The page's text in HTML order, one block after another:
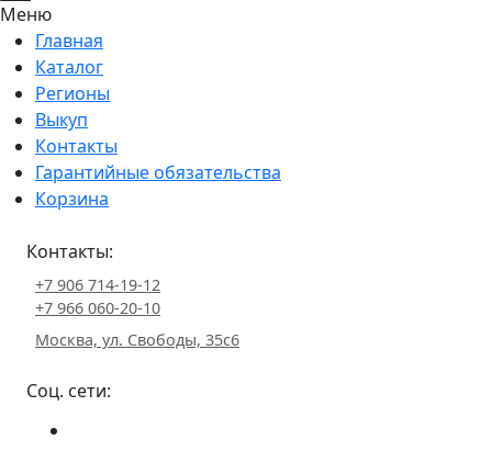
Меню
Главная
Каталог
Регионы
Выкуп
Контакты
Гарантийные обязательства
Корзина
Контакты:
+7 906 714-19-12
+7 966 060-20-10
Москва, ул. Свободы, 35с6
Соц. сети: